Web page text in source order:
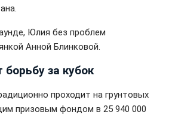
Юлия без проблем
Анной Блинковой.
за кубок
проходит на грунтовых
призовым фондом в 25 940 000